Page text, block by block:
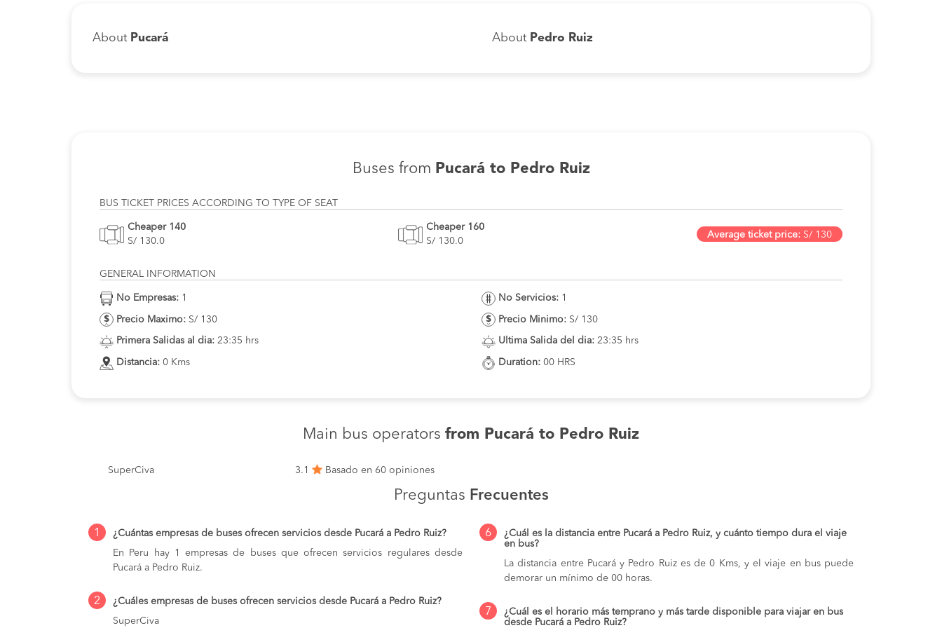
About Pucará About Pedro Ruiz
Buses from Pucará to Pedro Ruiz
BUS TICKET PRICES ACCORDING TO TYPE OF SEAT
Cheaper 140
S/ 130.0
Cheaper 160
S/ 130.0
Average ticket price: S/ 130
GENERAL INFORMATION
No Empresas: 1
Precio Maximo: S/ 130
Primera Salidas al dia: 23:35 hrs
Distancia: 0 Kms
No Servicios: 1
Precio Minimo: S/ 130
Ultima Salida del dia: 23:35 hrs
Duration: 00 HRS
Main bus operators from Pucará to Pedro Ruiz
SuperCiva 3.1 Basado en 60 opiniones
Preguntas Frecuentes
1
¿Cuántas empresas de buses ofrecen servicios desde Pucará a Pedro Ruiz?
En Peru hay 1 empresas de buses que ofrecen servicios regulares desde
Pucará a Pedro Ruiz.
2
¿Cuáles empresas de buses ofrecen servicios desde Pucará a Pedro Ruiz?
SuperCiva
6
¿Cuál es la distancia entre Pucará a Pedro Ruiz, y cuánto tiempo dura el viaje
en bus?
La distancia entre Pucará y Pedro Ruiz es de 0 Kms, y el viaje en bus puede
demorar un mínimo de 00 horas.
7
¿Cuál es el horario más temprano y más tarde disponible para viajar en bus
desde Pucará a Pedro Ruiz?